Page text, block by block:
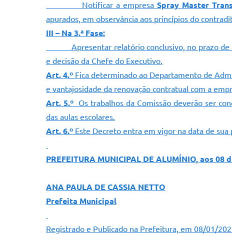
Notificar a empresa Spray Master
apurados, em observância aos princípios do
III – Na 3.ª Fase:
Apresentar relatório conclusivo, no prazo de 3
e decisão da Chefe do Executivo.
Art. 4.º Fica determinado ao Departamento de
e vantajosidade da renovação contratual com a
Art. 5.º Os trabalhos da Comissão deverão ser
das aulas escolares.
Art. 6.º Este Decreto entra em vigor na data de sua
PREFEITURA MUNICIPAL DE ALUMÍNIO, aos 08
ANA PAULA DE CASSIA NETTO
Prefeita Municipal
Registrado e Publicado na Prefeitura, em 08/01/